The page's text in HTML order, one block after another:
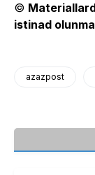
©
istinad
azazpost